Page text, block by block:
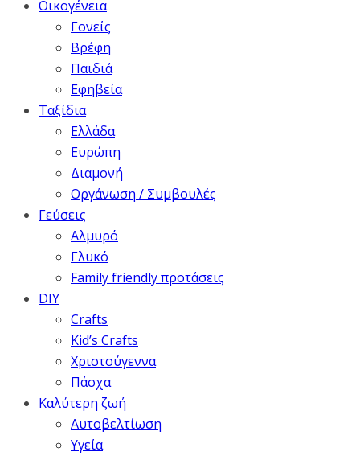
Οικογένεια
Γονείς
Βρέφη
Παιδιά
Εφηβεία
Ταξίδια
Ελλάδα
Ευρώπη
Διαμονή
Οργάνωση / Συμβουλές
Γεύσεις
Αλμυρό
Γλυκό
Family friendly προτάσεις
DIY
Crafts
Kid’s Crafts
Χριστούγεννα
Πάσχα
Καλύτερη ζωή
Αυτοβελτίωση
Υγεία